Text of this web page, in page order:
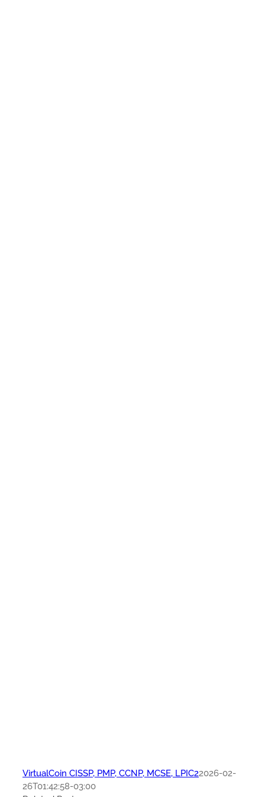
VirtualCoin CISSP, PMP, CCNP, MCSE, LPIC22026-02-
26T01:42:58-03:00